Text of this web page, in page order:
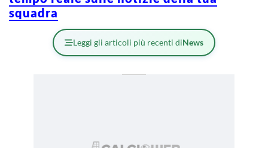
squadra
Leggi gli articoli più recenti diNews